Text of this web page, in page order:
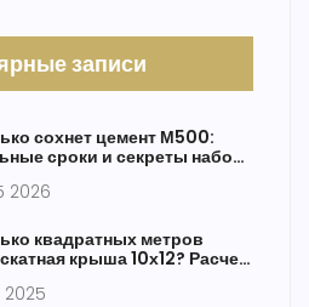
записи
сохнет цемент М500:
сроки и секреты набора
2026
квадратных метров
крыша 10х12? Расчет
2025